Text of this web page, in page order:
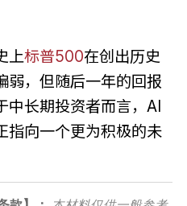
上标普500在创出历史
弱，但随后一年的回报
中长期投资者而言，AI
指向一个更为积极的未